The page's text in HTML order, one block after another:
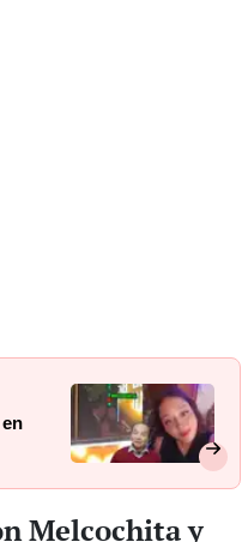
Melcochita y